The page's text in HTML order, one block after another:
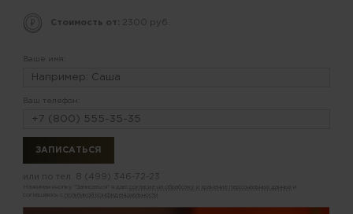
Стоимость от: 2300 руб.
Ваше имя:
Ваш телефон:
или по тел. 8 (499) 346-72-23
Нажимая кнопку "Записаться" я даю согласие на обработку и хранение персональных данных
политикой конфиденциальности